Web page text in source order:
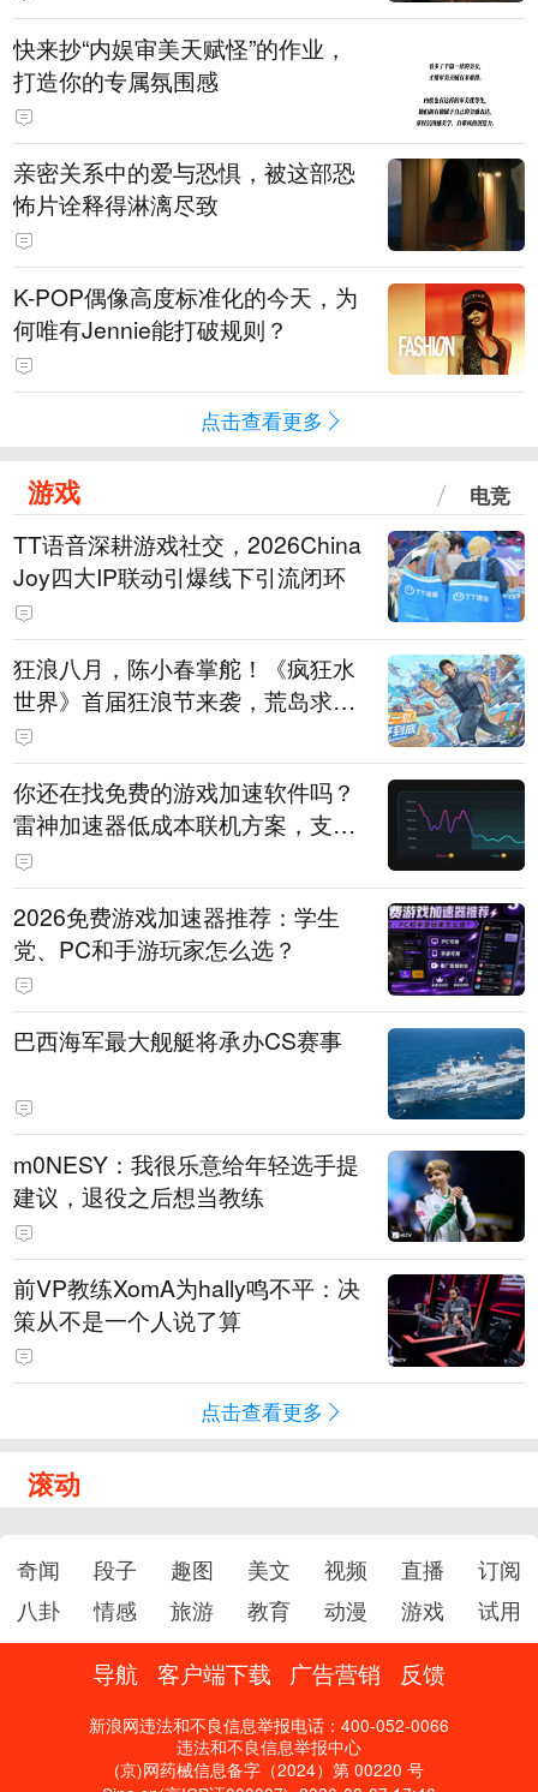
快来抄“内娱审美天赋怪”的作业，
打造你的专属氛围感
亲密关系中的爱与恐惧，被这部恐
怖片诠释得淋漓尽致
K-POP偶像高度标准化的今天，为
何唯有Jennie能打破规则？
点击查看更多
游戏 电竞
TT语音深耕游戏社交，2026China
Joy四大IP联动引爆线下引流闭环
狂浪八月，陈小春掌舵！《疯狂水
世界》首届狂浪节来袭，荒岛求生
直播即将开启
你还在找免费的游戏加速软件吗？
雷神加速器低成本联机方案，支持
免费试用
2026免费游戏加速器推荐：学生
党、PC和手游玩家怎么选？
巴西海军最大舰艇将承办CS赛事
m0NESY：我很乐意给年轻选手提
建议，退役之后想当教练
前VP教练XomA为hally鸣不平：决
策从不是一个人说了算
点击查看更多
滚动
奇闻 段子 趣图 美文 视频 直播
订阅
八卦
情感 旅游 教育 动漫 游戏 试用
导航 客户端下载 广告营销 反馈
新浪网违法和不良信息举报电话：400-052-0066
违法和不良信息举报中心
(京)网药械信息备字（2024）第 00220 号